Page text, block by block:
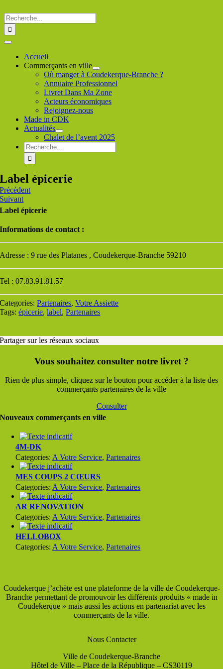
au
contenu
Rechercher
:
Toggle
NavigationAccueil
Commerçants en ville
Où manger à Coudekerque-Branche ?
Annuaire Professionnel
Livret Dans Ma Zone
Acteurs économiques
Rejoignez-nous
Made in CDK
Actualités
Chalet de l’avent 2025
Rechercher
:
Label épicerie
Précédent
Suivant
Label épicerie
Informations de contact :
Adresse : 9 rue des Platanes , Coudekerque-Branche 59210
Tel : 07.83.91.81.57
Categories:Partenaires,Votre Assiette
Tags:épicerie,label,Partenaires
Partager sur les réseaux sociaux
Vous souhaitez consulter notre livret ?
Rien de plus simple, cliquez sur le bouton pour accéder à la liste des
commerçants partenaires de la ville
Consulter
Nouveaux commerçants en ville
4M-DK
Categories: A Votre Service,Partenaires
MES COUPS 2 CŒURS
Categories: A Votre Service,Partenaires
AR RENOVATION
Categories: A Votre Service,Partenaires
HELLOBOX
Categories: A Votre Service,Partenaires
Coudekerque j’achète est une plateforme de la ville de Coudekerque-
Branche permettant de promouvoir les différents produits « made in
Coudekerque » mais aussi les actions en partenariat avec les
commerçants de la ville.
Nous Contacter
Ville de Coudekerque-Branche
Hôtel de Ville – Place de la République – CS30119